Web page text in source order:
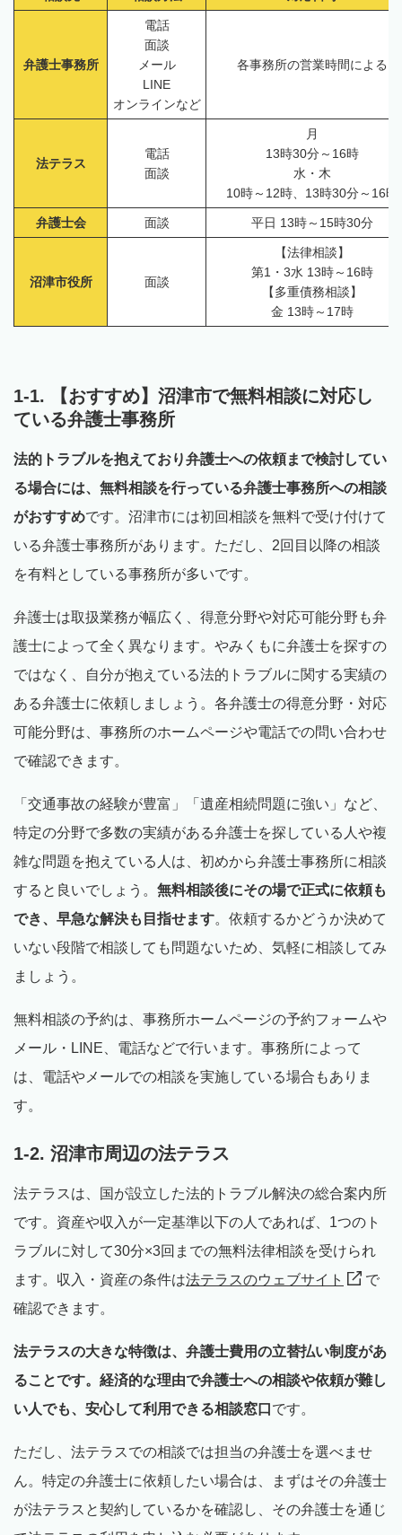
弁護士事務所
電話
面談
メール
LINE
オンラインなど
各事務所の営業時間による
法テラス
電話
面談
月
13時30分～16時
水・木
10時～12時、13時30分～16時
弁護士会 面談 平日 13時～15時30分
沼津市役所 面談
【法律相談】
第1・3水 13時～16時
【多重債務相談】
金 13時～17時
1-1. 【おすすめ】沼津市で無料相談に対応し
ている弁護士事務所
法的トラブルを抱えており弁護士への依頼まで検討してい
る場合には、無料相談を行っている弁護士事務所への相談
がおすすめです。沼津市には初回相談を無料で受け付けて
いる弁護士事務所があります。ただし、2回目以降の相談
を有料としている事務所が多いです。
弁護士は取扱業務が幅広く、得意分野や対応可能分野も弁
護士によって全く異なります。やみくもに弁護士を探すの
ではなく、自分が抱えている法的トラブルに関する実績の
ある弁護士に依頼しましょう。各弁護士の得意分野・対応
可能分野は、事務所のホームページや電話での問い合わせ
で確認できます。
「交通事故の経験が豊富」「遺産相続問題に強い」など、
特定の分野で多数の実績がある弁護士を探している人や複
雑な問題を抱えている人は、初めから弁護士事務所に相談
すると良いでしょう。 無料相談後にその場で正式に依頼も
でき、早急な解決も目指せます。依頼するかどうか決めて
いない段階で相談しても問題ないため、気軽に相談してみ
ましょう。
無料相談の予約は、事務所ホームページの予約フォームや
メール・LINE、電話などで行います。事務所によって
は、電話やメールでの相談を実施している場合もありま
す。
1-2. 沼津市周辺の法テラス
法テラスは、国が設立した法的トラブル解決の総合案内所
です。資産や収入が一定基準以下の人であれば、1つのト
ラブルに対して30分×3回までの無料法律相談を受けられ
ます。収入・資産の条件は法テラスのウェブサイト
で
確認できます。
法テラスの大きな特徴は、弁護士費用の立替払い制度があ
ることです。経済的な理由で弁護士への相談や依頼が難し
い人でも、安心して利用できる相談窓口 です。
ただし、法テラスでの相談では担当の弁護士を選べませ
ん。特定の弁護士に依頼したい場合は、まずはその弁護士
が法テラスと契約しているかを確認し、その弁護士を通じ